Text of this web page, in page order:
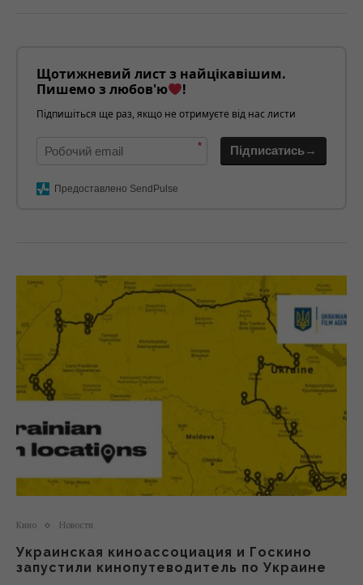
Щотижневий лист з найцікавішим.
Пишемо з любов'ю
!
Підпишіться ще раз, якщо не отримуєте від нас листи
* Підписатись→
Предоставлено SendPulse
Кино Новости
Украинская киноассоциация и Госкино
запустили кинопутеводитель по Украине